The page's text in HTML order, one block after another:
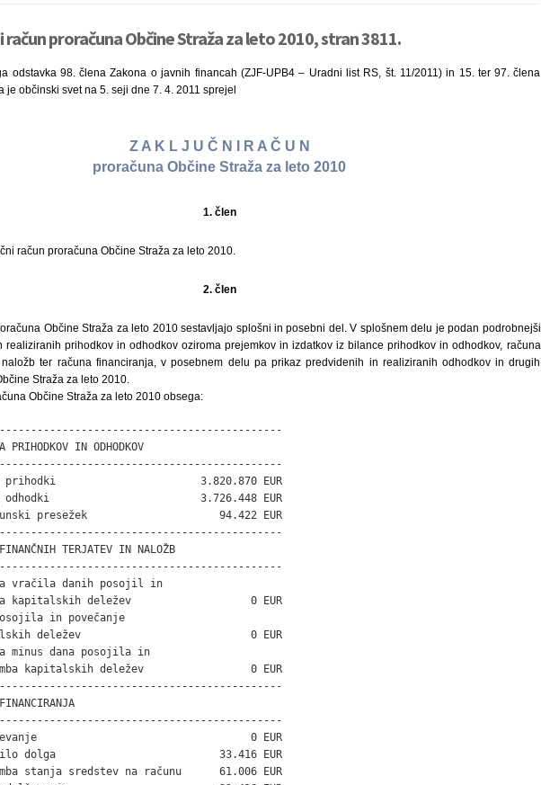
račun proračuna Občine Straža za leto 2010, stran 3811.
odstavka 98. člena Zakona o javnih financah (ZJF-UPB4 – Uradni list RS, št. 11/2011) in 15. ter 97. člena
je občinski svet na 5. seji dne 7. 4. 2011 sprejel
Z A K L J U Č N I R A Č U N
proračuna Občine Straža za leto 2010
1. člen
račun proračuna Občine Straža za leto 2010.
2. člen
Občine Straža za leto 2010 sestavljajo splošni in posebni del. V splošnem delu je podan podrobnejši
realiziranih prihodkov in odhodkov oziroma prejemkov in izdatkov iz bilance prihodkov in odhodkov, računa
ter računa financiranja, v posebnem delu pa prikaz predvidenih in realiziranih odhodkov in drugih
Straža za leto 2010.
Občine Straža za leto 2010 obsega:
IN ODHODKOV
3.820.870 EUR
3.726.448 EUR
presežek                     94.422 EUR
TERJATEV IN NALOŽB
vračila danih posojil in
kapitalskih deležev                   0 EUR
in povečanje
deležev                           0 EUR
dana posojila in
kapitalskih deležev                 0 EUR
0 EUR
dolga                          33.416 EUR
stanja sredstev na računu      61.006 EUR